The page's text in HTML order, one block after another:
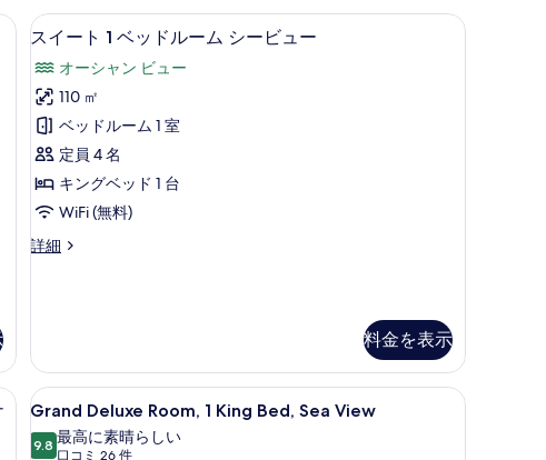
ビ
ー
の
す
べ
て
の
写
示
す
る
グ
ベ
ド
台
シ
ー
ビ
ュ
ー
の
詳
ドルーム | エジプト綿のシーツ、高級寝具、羽毛の掛け布団、ピロートップベッド
ス
ー
ト
ベ
ッ
ド
ル
ー
ビ
ュ
スイート 1 ベッドルーム シービュー | エジ
9
スイート 1 ベッドルーム シービュー
オーシャン ビュー
110 ㎡
ベッドルーム 1 室
定員 4 名
キングベッド 1 台
WiFi (無料)
詳細
ス
ッ
ド
ル
ム
料金を表示
羽毛の掛け布団、ピロートップベッド
Grand
Deluxe
Room,
エジプト綿のシーツ、高級寝具、羽毛の掛
6
Grand Deluxe Room, 1 King Bed, Sea View
9.810 点中 9.8
最高に素晴らしい
口コミ 26 件